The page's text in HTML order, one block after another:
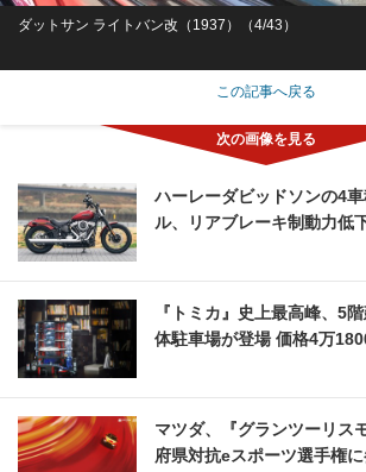
ダットサン ライトバン改（1937）（4/43）
この記事へ戻る
ハーレーダビッドソンの4
ル、リアブレーキ制動力低
『トミカ』史上最高峰、5
体駐車場が登場 価格4万
マツダ、『グランツーリス
府県対抗eスポーツ選手権